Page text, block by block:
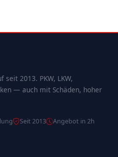
2013. PKW, LKW,
— auch mit Schäden, hoher
Seit 2013 Angebot in 2h